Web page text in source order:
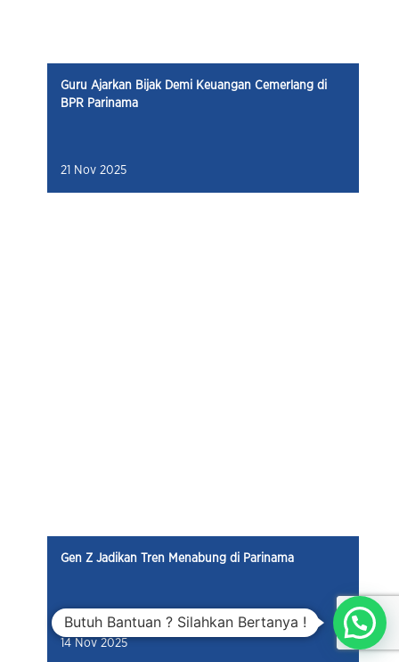
Gen Z Jadikan Tren Menabung di Parinama
14 Nov 2025
Butuh Bantuan ? Silahkan Bertanya !